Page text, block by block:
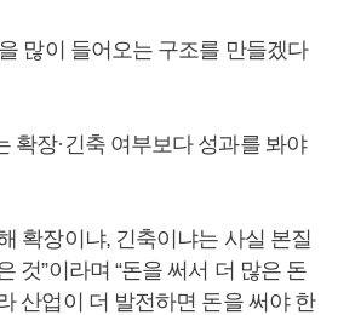
많이 들어오는 구조를 만들겠다
확장·긴축 여부보다 성과를 봐야
확장이냐, 긴축이냐는 사실 본질
것”이라며 “돈을 써서 더 많은 돈
산업이 더 발전하면 돈을 써야 한